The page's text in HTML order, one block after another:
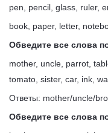
pen, pencil, glass, ruler,
book, paper, letter,
Обведите все слова
mother, uncle, parrot,
tomato, sister, car, ink,
Ответы: mother/uncle/
Обведите все слова